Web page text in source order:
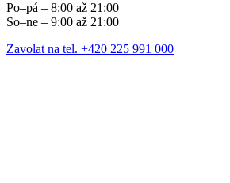
Po–pá – 8:00 až 21:00
So–ne – 9:00 až 21:00
Zavolat na tel. +420 225 991 000